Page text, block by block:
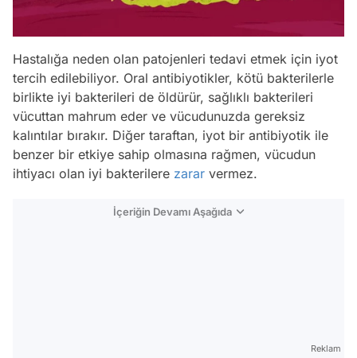
Hastalığa neden olan patojenleri tedavi etmek için iyot
tercih edilebiliyor. Oral antibiyotikler, kötü bakterilerle
birlikte iyi bakterileri de öldürür, sağlıklı bakterileri
vücuttan mahrum eder ve vücudunuzda gereksiz
kalıntılar bırakır. Diğer taraftan, iyot bir antibiyotik ile
benzer bir etkiye sahip olmasına rağmen, vücudun
ihtiyacı olan iyi bakterilere zarar vermez.
İçeriğin Devamı Aşağıda
Reklam